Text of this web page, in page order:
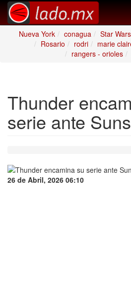
Nueva York
conagua Star Wars
Rosario
rodri marie
rangers - orioles
Thunder
serie ante Suns
26 de Abril, 2026 06:10